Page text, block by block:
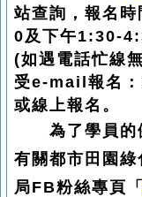
站查詢，報名
0及下午1:30-
(如遇電話忙線
受e-mail報名
或線上報名。
為了學員的
有關都市田園
局FB粉絲專頁「